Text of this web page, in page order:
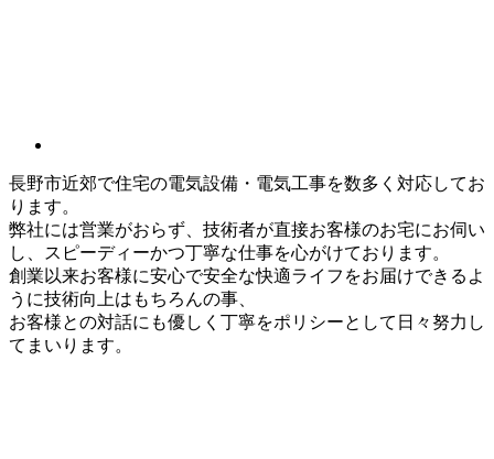
長野市近郊で住宅の電気設備・電気工事を数多く対応してお
ります。
弊社には営業がおらず、技術者が直接お客様のお宅にお伺い
し、スピーディーかつ丁寧な仕事を心がけております。
創業以来お客様に安心で安全な快適ライフをお届けできるよ
うに技術向上はもちろんの事、
お客様との対話にも優しく丁寧をポリシーとして日々努力し
てまいります。